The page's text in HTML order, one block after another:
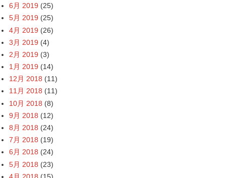
6月 2019 (25)
5月 2019 (25)
4月 2019 (26)
3月 2019 (4)
2月 2019 (3)
1月 2019 (14)
12月 2018 (11)
11月 2018 (11)
10月 2018 (8)
9月 2018 (12)
8月 2018 (24)
7月 2018 (19)
6月 2018 (24)
5月 2018 (23)
4月 2018 (15)